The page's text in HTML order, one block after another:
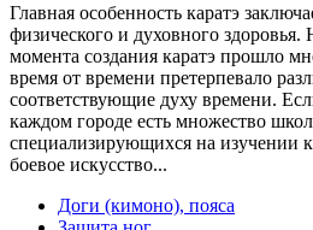
Главная особенность каратэ
физического и духовного здоровья.
момента создания каратэ прошло
время от времени претерпевало
соответствующие духу времени.
каждом городе есть множество
специализирующихся на изучении
боевое искусство...
Доги (кимоно), пояса